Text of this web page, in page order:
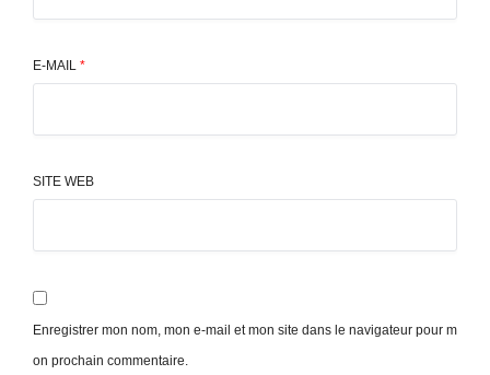
E-MAIL *
SITE WEB
Enregistrer mon nom, mon e-mail et mon site dans le navigateur pour m
on prochain commentaire.